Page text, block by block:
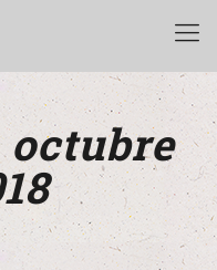
octubre